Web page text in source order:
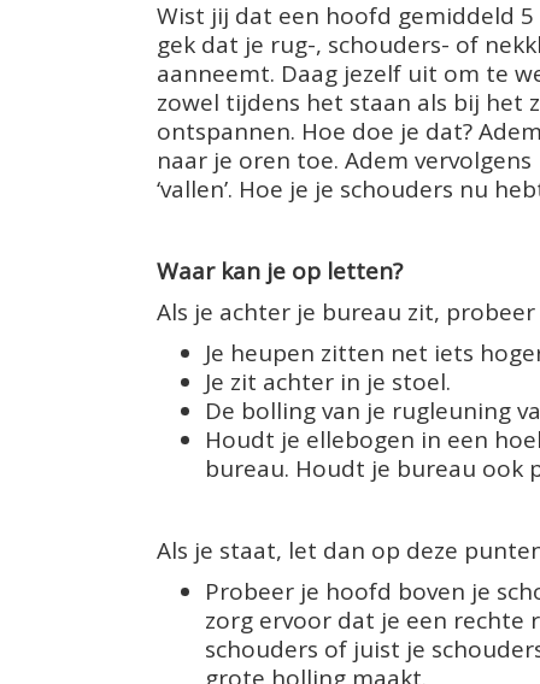
Wist jij dat een hoofd gemiddeld
gek dat je rug-, schouders- of
aanneemt. Daag jezelf uit om te
zowel tijdens het staan als bij het
ontspannen. Hoe doe je dat?
naar je oren toe. Adem
‘vallen’. Hoe je je schouders nu
Waar kan je op letten?
Als je achter je bureau zit,
Je heupen zitten net iets
Je zit achter in je stoel.
De bolling van je rugleuning
Houdt je ellebogen in een
bureau. Houdt je bureau ook
Als je staat, let dan op deze
Probeer je hoofd boven je
zorg ervoor dat je een
schouders of juist je